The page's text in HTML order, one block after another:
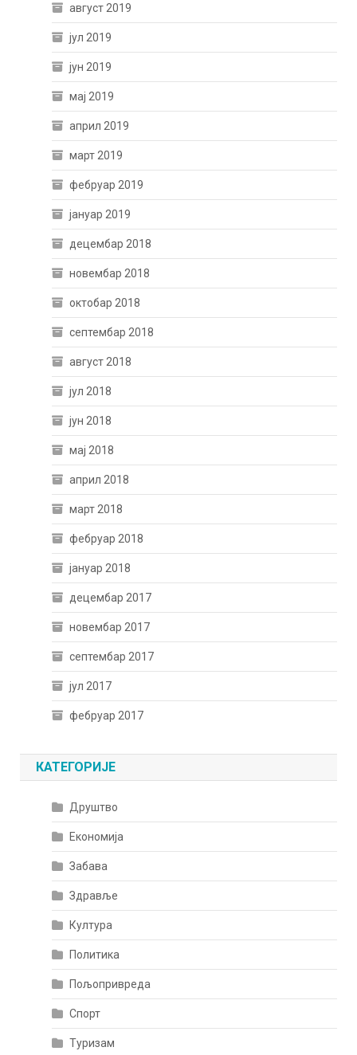
август 2019
јул 2019
јун 2019
мај 2019
април 2019
март 2019
фебруар 2019
јануар 2019
децембар 2018
новембар 2018
октобар 2018
септембар 2018
август 2018
јул 2018
јун 2018
мај 2018
април 2018
март 2018
фебруар 2018
јануар 2018
децембар 2017
новембар 2017
септембар 2017
јул 2017
фебруар 2017
КАТЕГОРИЈЕ
Друштво
Економија
Забава
Здравље
Култура
Политика
Пољопривреда
Спорт
Туризам